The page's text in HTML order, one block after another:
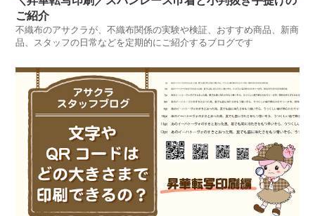
ご紹介
不織布のアサクラが、不織布関係の実験や検証、おすすめ商品、新商
品、スタッフの日常などを定期的にご紹介するブログです